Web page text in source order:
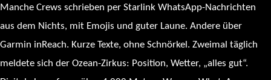
Manche Crews schrieben per Starlink WhatsApp-Nachrichten
aus dem Nichts, mit Emojis und guter Laune. Andere über
Garmin inReach. Kurze Texte, ohne Schnörkel. Zweimal täglich
meldete sich der Ozean-Zirkus: Position, Wetter, „alles gut“.